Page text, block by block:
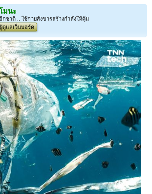
มนะ
ชาติ .. ใช้กายสังขารสร้างกำลังให้คุ้ม
ผู้ดูแลเว็บบอร์ด